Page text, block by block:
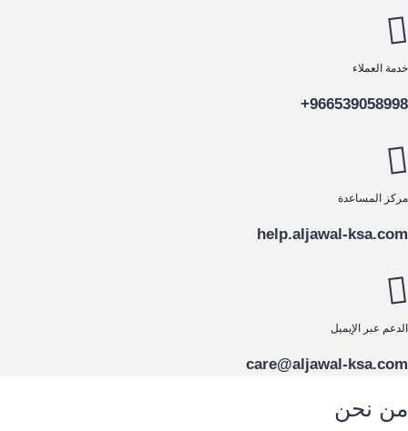
خدمة العملاء
966539058998+
مركز المساعدة
help.aljawal-ksa.com
الدعم عبر الإيميل
care@aljawal-ksa.com
من نحن